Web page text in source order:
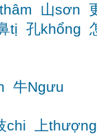
山sơn
tị 孔khổng
牛Ngưu
chi 上thượng